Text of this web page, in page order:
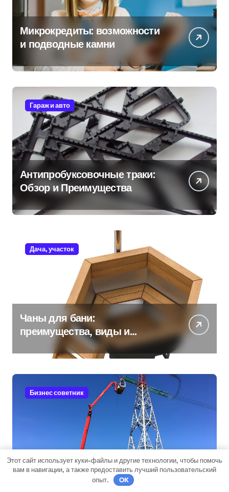
Микрокредиты: возможности
и подводные камни
Гараж и авто
Антипробуксовочные траки:
Обзор и Преимущества
Дача, участок
Чаны для бани:
преимущества, виды и
особенности использования
Бизнес советник
Стойки опор ЛЭП
Этот сайт использует куки-файлы и другие технологии, чтобы помочь
вам в навигации, а также предоставить лучший пользовательский
опыт.
OK